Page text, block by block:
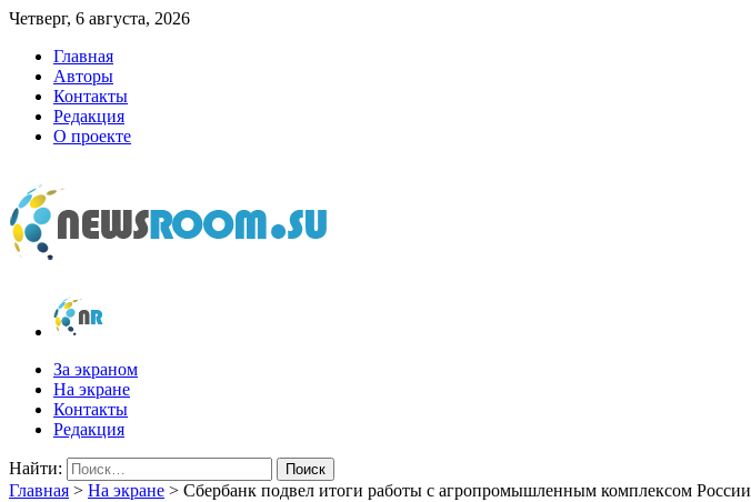
Четверг, 6 августа, 2026
Главная
Авторы
Контакты
Редакция
О проекте
newsroom.su
Новости о новостях
За экраном
На экране
Контакты
Редакция
Найти:
Главная > На экране > Сбербанк подвел итоги работы с агропромышленным комплексом России